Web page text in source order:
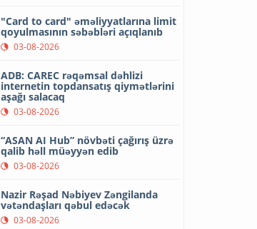
"Card to card" əməliyyatlarına limit
qoyulmasının səbəbləri açıqlanıb
03-08-2026
ADB: CAREC rəqəmsal dəhlizi
internetin topdansatış qiymətlərini
aşağı salacaq
03-08-2026
“ASAN AI Hub” növbəti çağırış üzrə
qalib həll müəyyən edib
03-08-2026
Nazir Rəşad Nəbiyev Zəngilanda
vətəndaşları qəbul edəcək
03-08-2026